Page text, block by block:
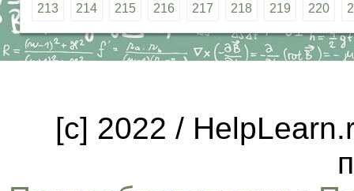
213 214 215 216 217 218 219 220
[c] 2022 /